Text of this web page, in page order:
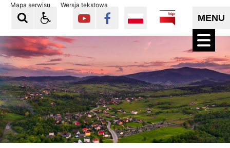
Mapa serwisu Wersja tekstowa
MENU